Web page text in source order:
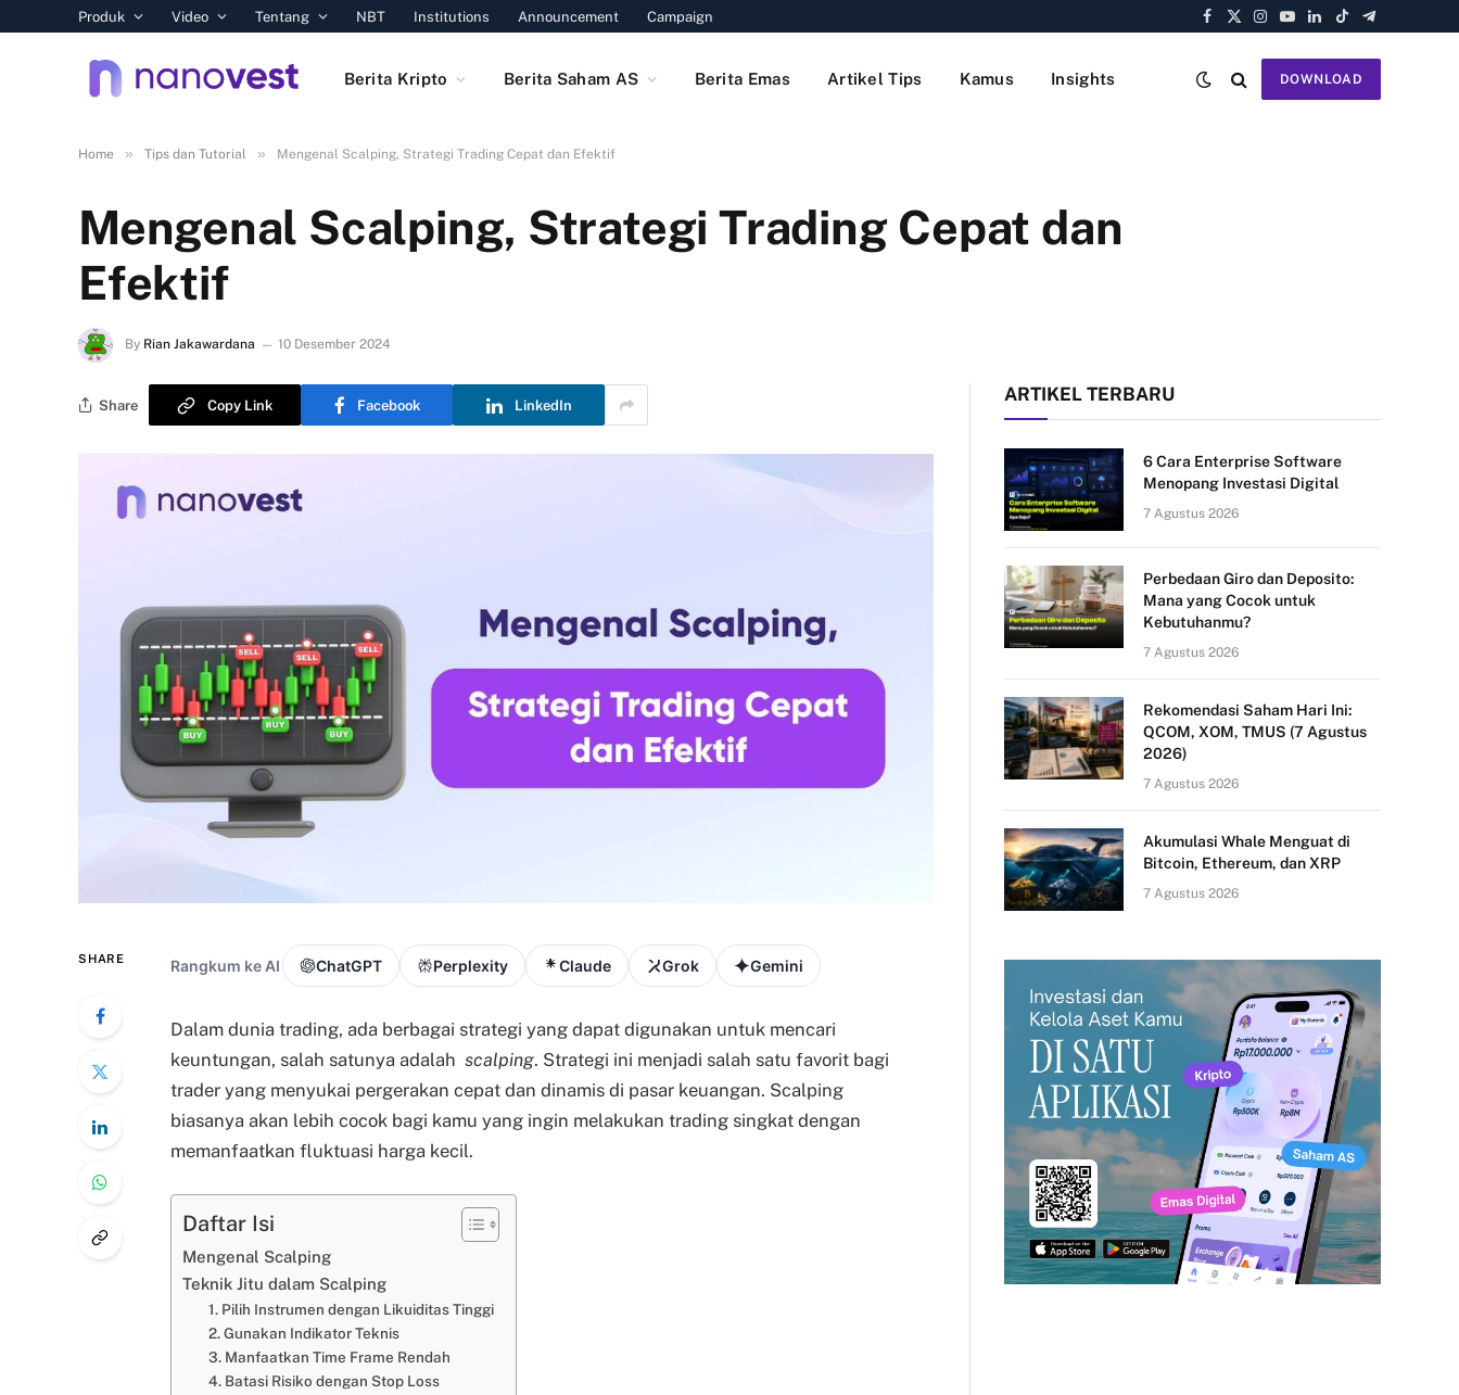
Produk Video Tentang NBT Institutions Announcement Campaign
Facebook
X
Instagram
YouTube
LinkedIn
TikTokTelegram
Berita Kripto Berita Saham AS Berita Emas Artikel Tips Kamus Insights DOWNLOAD
Home » Tips dan Tutorial » Mengenal Scalping, Strategi Trading Cepat dan Efektif
Mengenal Scalping, Strategi Trading Cepat dan
Efektif
By Rian Jakawardana 10 Desember 2024
Share Copy Link Facebook LinkedIn
SHARE Rangkum ke AI ChatGPT Perplexity Claude Grok Gemini
Dalam dunia trading, ada berbagai strategi yang dapat digunakan untuk mencari
keuntungan, salah satunya adalah scalping. Strategi ini menjadi salah satu favorit bagi
trader yang menyukai pergerakan cepat dan dinamis di pasar keuangan. Scalping
biasanya akan lebih cocok bagi kamu yang ingin melakukan trading singkat dengan
memanfaatkan fluktuasi harga kecil.
Daftar Isi
Mengenal Scalping
Teknik Jitu dalam Scalping
1. Pilih Instrumen dengan Likuiditas Tinggi
2. Gunakan Indikator Teknis
3. Manfaatkan Time Frame Rendah
4. Batasi Risiko dengan Stop Loss
ARTIKEL TERBARU
6 Cara Enterprise Software
Menopang Investasi Digital
7 Agustus 2026
Perbedaan Giro dan Deposito:
Mana yang Cocok untuk
Kebutuhanmu?
7 Agustus 2026
Rekomendasi Saham Hari Ini:
QCOM, XOM, TMUS (7 Agustus
2026)
7 Agustus 2026
Akumulasi Whale Menguat di
Bitcoin, Ethereum, dan XRP
7 Agustus 2026